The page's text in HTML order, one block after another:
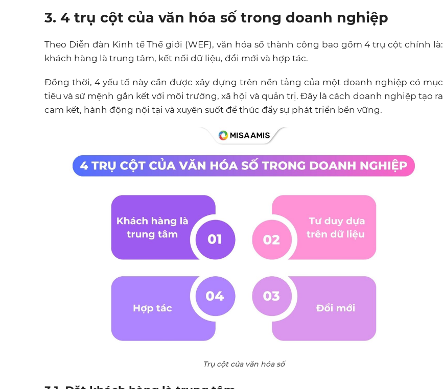
3. 4 trụ cột của văn hóa số trong doanh nghiệp
Theo Diễn đàn Kinh tế Thế giới (WEF), văn hóa số thành công bao gồm 4 trụ cột chính là:
khách hàng là trung tâm, kết nối dữ liệu, đổi mới và hợp tác.
Đồng thời, 4 yếu tố này cần được xây dựng trên nền tảng của một doanh nghiệp có mục
tiêu và sứ mệnh gắn kết với môi trường, xã hội và quản trị. Đây là cách doanh nghiệp tạo ra
cam kết, hành động nội tại và xuyên suốt để thúc đẩy sự phát triển bền vững.
Trụ cột của văn hóa số